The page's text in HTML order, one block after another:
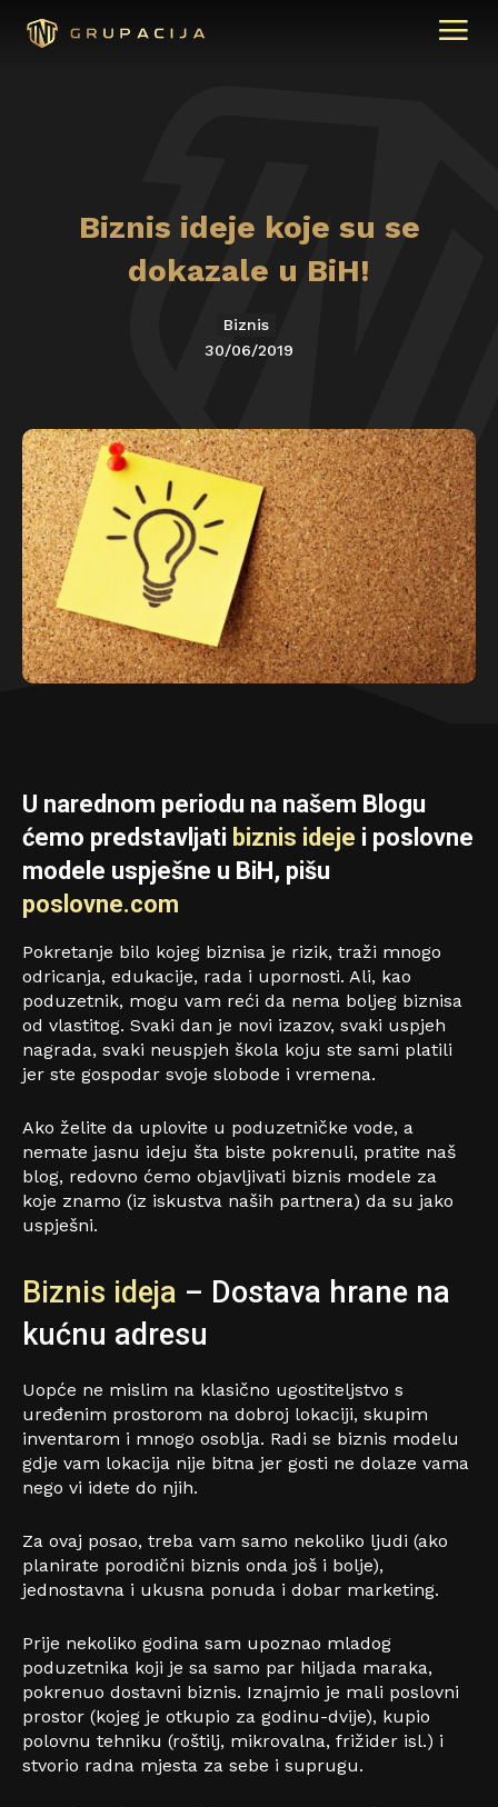
Biznis ideje koje su se
dokazale u BiH!
Biznis
30/06/2019
U narednom periodu na našem Blogu
ćemo predstavljati biznis ideje i poslovne
modele uspješne u BiH, pišu
poslovne.com
Pokretanje bilo kojeg biznisa je rizik, traži mnogo
odricanja, edukacije, rada i upornosti. Ali, kao
poduzetnik, mogu vam reći da nema boljeg biznisa
od vlastitog. Svaki dan je novi izazov, svaki uspjeh
nagrada, svaki neuspjeh škola koju ste sami platili
jer ste gospodar svoje slobode i vremena.
Ako želite da uplovite u poduzetničke vode, a
nemate jasnu ideju šta biste pokrenuli, pratite naš
blog, redovno ćemo objavljivati biznis modele za
koje znamo (iz iskustva naših partnera) da su jako
uspješni.
Biznis ideja – Dostava hrane na
kućnu adresu
Uopće ne mislim na klasično ugostiteljstvo s
uređenim prostorom na dobroj lokaciji, skupim
inventarom i mnogo osoblja. Radi se biznis modelu
gdje vam lokacija nije bitna jer gosti ne dolaze vama
nego vi idete do njih.
Za ovaj posao, treba vam samo nekoliko ljudi (ako
planirate porodični biznis onda još i bolje),
jednostavna i ukusna ponuda i dobar marketing.
Prije nekoliko godina sam upoznao mladog
poduzetnika koji je sa samo par hiljada maraka,
pokrenuo dostavni biznis. Iznajmio je mali poslovni
prostor (kojeg je otkupio za godinu-dvije), kupio
polovnu tehniku (roštilj, mikrovalna, frižider isl.) i
stvorio radna mjesta za sebe i suprugu.